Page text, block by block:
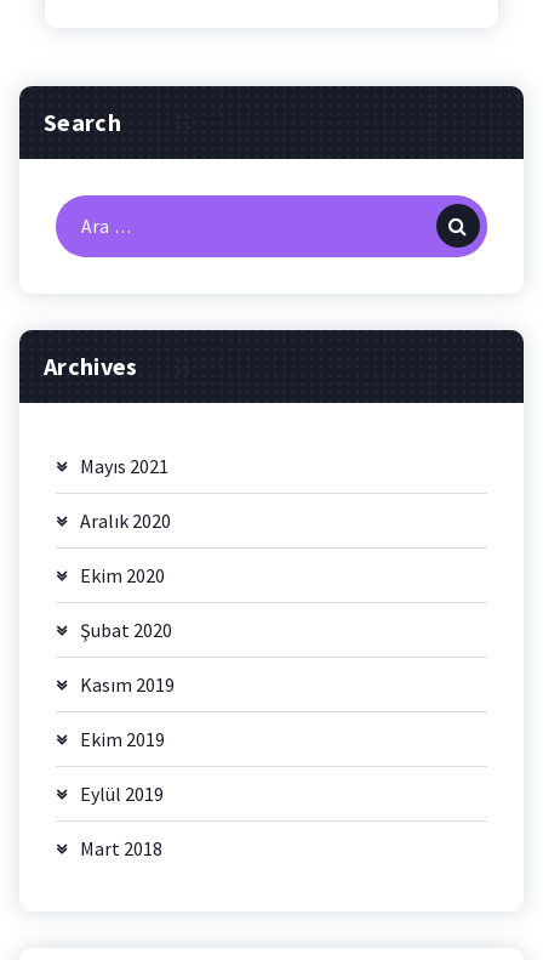
Search
Arama:
Archives
Mayıs 2021
Aralık 2020
Ekim 2020
Şubat 2020
Kasım 2019
Ekim 2019
Eylül 2019
Mart 2018